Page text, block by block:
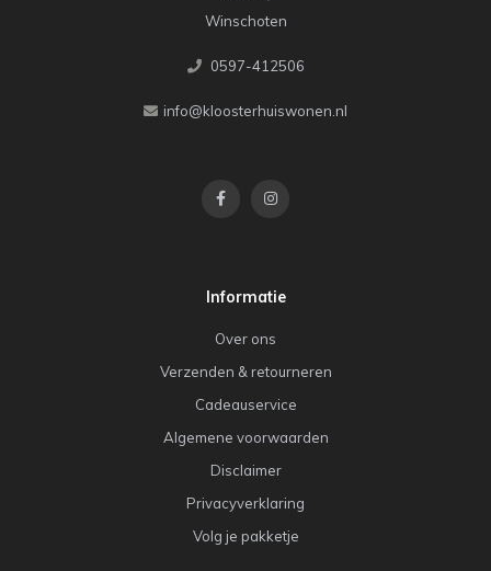
Winschoten
0597-412506
info@kloosterhuiswonen.nl
Informatie
Over ons
Verzenden & retourneren
Cadeauservice
Algemene voorwaarden
Disclaimer
Privacyverklaring
Volg je pakketje